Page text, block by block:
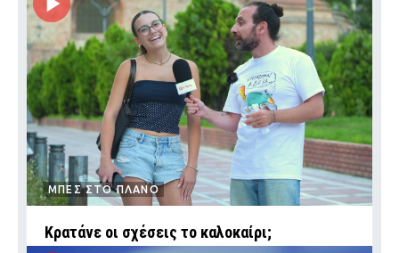
ΜΠΕΣ ΣΤΟ ΠΛΑΝΟ
Κρατάνε οι σχέσεις το καλοκαίρι;